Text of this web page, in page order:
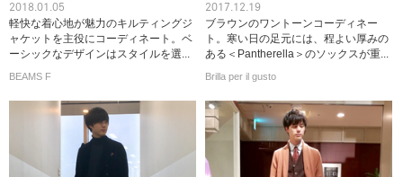
2018.01.05
軽快な着心地が魅力のキルティングジ
ャケットを主役にコーディネート。ベ
ーシックなデザインはスタイルを選...
BEAMS F
2017.12.19
ブラウンのワントーンコーディネー
ト。寒い日の足元には、程よい厚みの
ある＜Pantherella＞のソックスが重...
Brilla per il gusto